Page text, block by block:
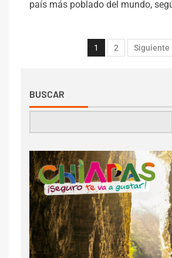
país más poblado del mundo,
1 2 Siguiente
BUSCAR